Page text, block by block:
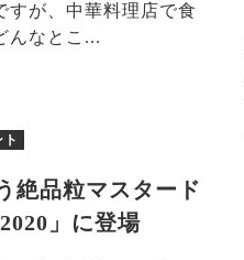
すが、中華料理店で食
んなとこ...
絶品粒マスタード
」に登場